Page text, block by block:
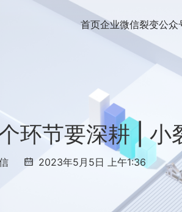
首页企业微信裂变公众
环节要深耕 | 小
2023年5月5日 上午1:36